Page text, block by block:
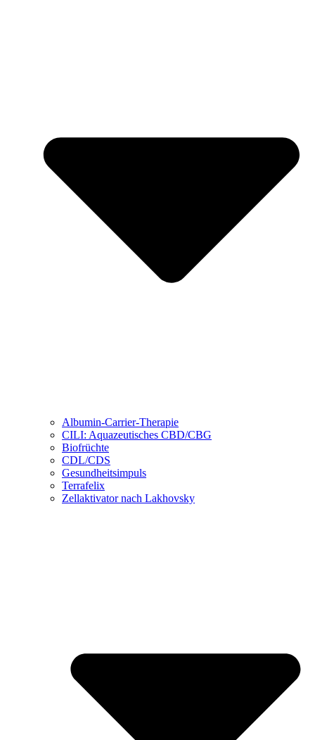
Albumin-Carrier-Therapie
CILI: Aquazeutisches CBD/CBG
Biofrüchte
CDL/CDS
Gesundheitsimpuls
Terrafelix
Zellaktivator nach Lakhovsky